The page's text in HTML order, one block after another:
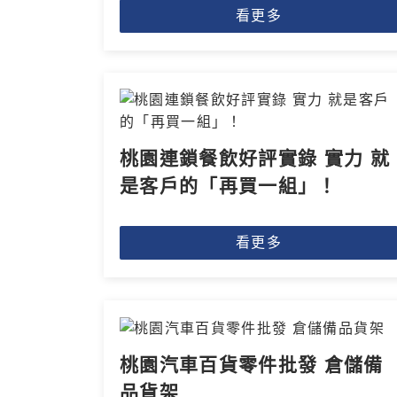
看更多
桃園連鎖餐飲好評實錄 實力 就
是客戶的「再買一組」！
看更多
桃園汽車百貨零件批發 倉儲備
品貨架